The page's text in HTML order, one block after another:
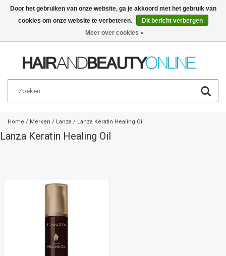
Nederlands €
Home / Merken / Lanza / Lanza Keratin Healing Oil
Lanza Keratin Healing Oil
Door het gebruiken van onze website, ga je akkoord met het gebruik van
cookies om onze website te verbeteren.
Dit bericht verbergen
Meer over cookies »